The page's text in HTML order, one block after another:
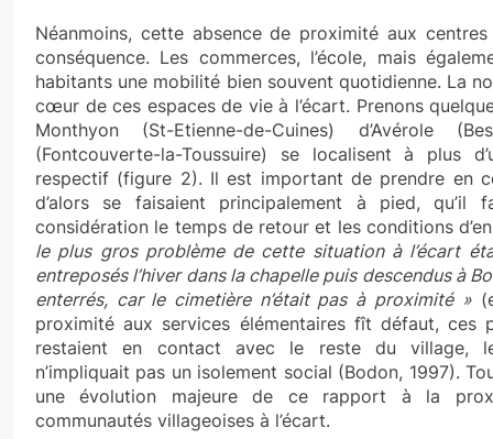
Néanmoins, cette absence de proximité aux centres
conséquence. Les commerces, l’école, mais
habitants une mobilité bien souvent quotidienne. La
cœur de ces espaces de vie à l’écart. Prenons
Monthyon (St-Etienne-de-Cuines) d’Avérole
(Fontcouverte-la-Toussuire) se localisent à plus
respectif (figure 2). Il est important de prendre en
d’alors se faisaient principalement à pied, qu’il
considération le temps de retour et les conditions
le plus gros problème de cette situation à l’écart
entreposés l’hiver dans la chapelle puis descendus à
enterrés, car le cimetière n’était pas à proximité »
proximité aux services élémentaires fît défaut, ces
restaient en contact avec le reste du village,
n’impliquait pas un isolement social (Bodon, 1997).
une évolution majeure de ce rapport à la
communautés villageoises à l’écart.